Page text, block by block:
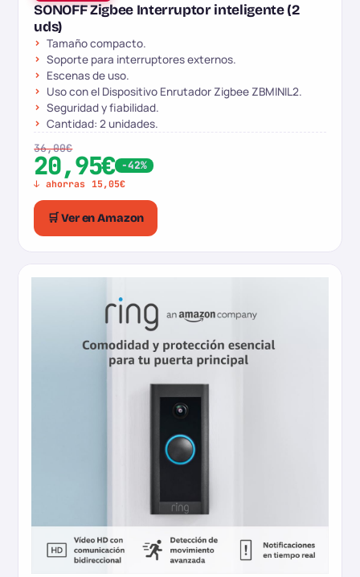
SONOFF Zigbee Interruptor inteligente (2
uds)
Tamaño compacto.
Soporte para interruptores externos.
Escenas de uso.
Uso con el Dispositivo Enrutador Zigbee ZBMINIL2.
Seguridad y fiabilidad.
Cantidad: 2 unidades.
36,00€
20,95€ -42%
↓ ahorras 15,05€
🛒 Ver en Amazon